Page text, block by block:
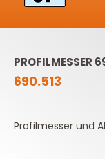
PROFILMESSER
690.513
Profilmesser und